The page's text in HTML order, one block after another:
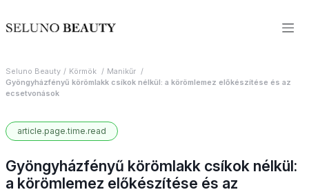
Seluno Beauty Körmök
Manikűr
Gyöngyházfényű körömlakk csíkok nélkül: a körömlemez előkészítése és az
ecsetvonások
article.page.time.read
Gyöngyházfényű körömlakk csíkok nélkül:
a körömlemez előkészítése és az